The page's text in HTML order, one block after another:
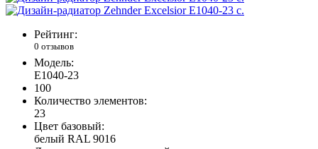
Рейтинг:
0 отзывов
Модель:
E1040-23
100
Количество элементов:
23
Цвет базовый:
белый RAL 9016